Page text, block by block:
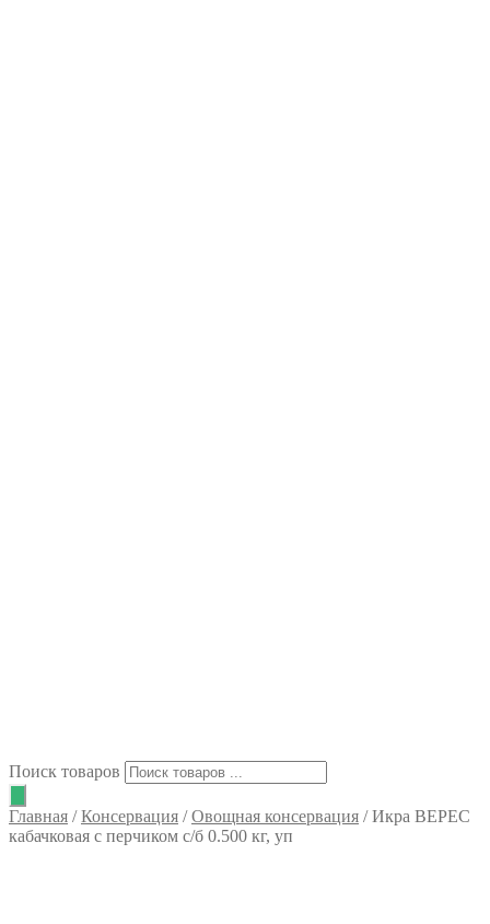
Поиск товаров
Главная /Консервация /Овощная консервация /Икра ВЕРЕС
кабачковая с перчиком с/б 0.500 кг, уп